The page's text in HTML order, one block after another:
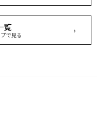
覧
で見る ›